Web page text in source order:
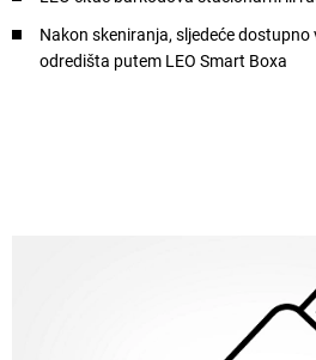
Nakon skeniranja, sljedeće
odredišta putem LEO Smart Boxa